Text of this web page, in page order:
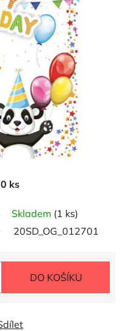
ks
Skladem (1 ks)
20SD_OG_012701
DO KOŠÍKU